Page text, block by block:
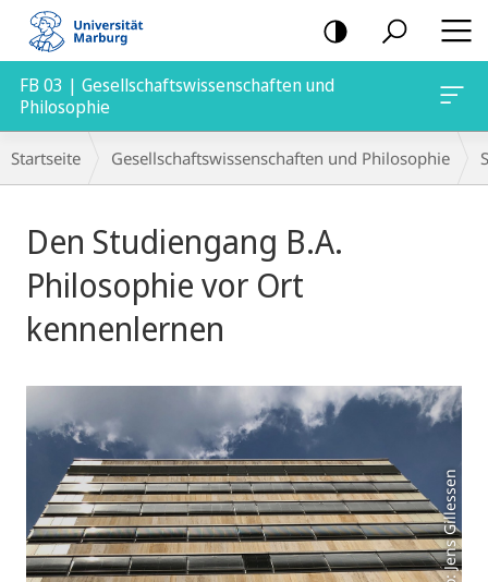
Mobile-
Navigation
FB 03 | Gesellschaftswissenschaften und
Philosophie
Breadcrumb-
Navigation
Startseite Gesellschaftswissenschaften und Philosophie
Den Studiengang B.A.
Philosophie vor Ort
kennenlernen
Foto: Jens Gillessen